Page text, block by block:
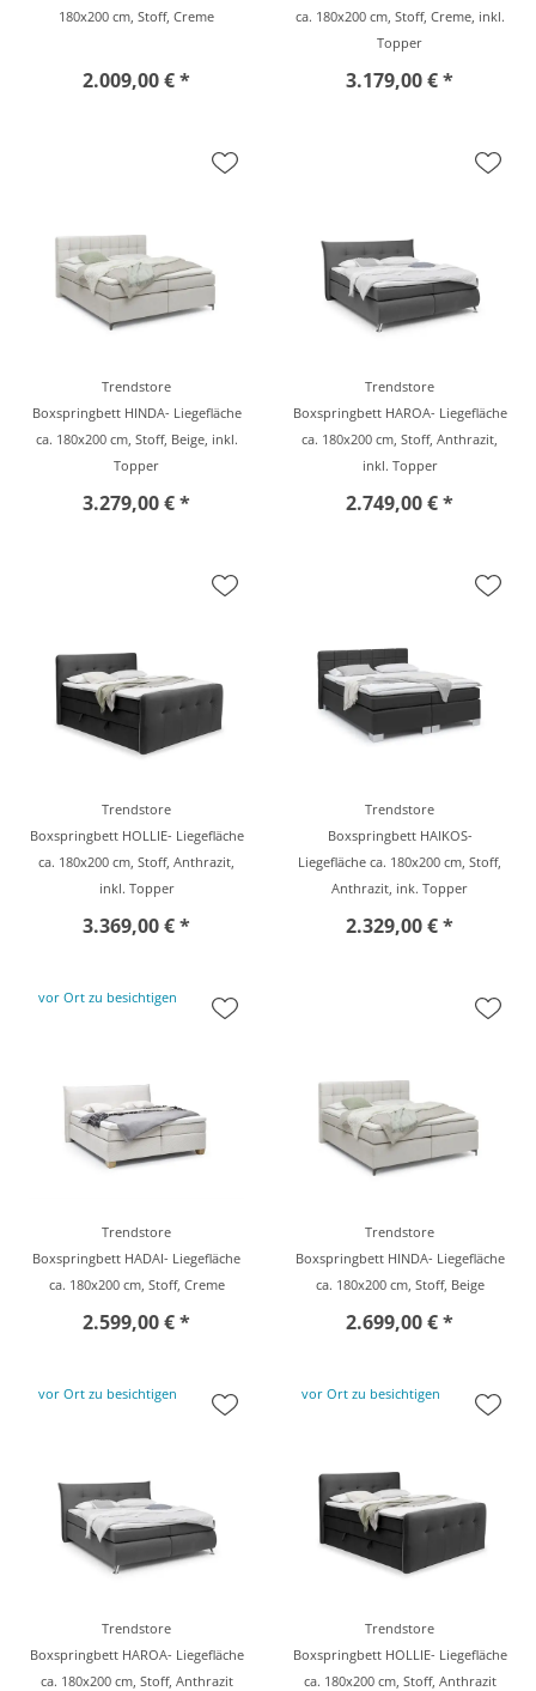
180x200 cm, Stoff, Creme
2.009,00 € *
ca. 180x200 cm, Stoff, Creme, inkl.
Topper
3.179,00 € *
Trendstore
Boxspringbett HINDA- Liegefläche
ca. 180x200 cm, Stoff, Beige, inkl.
Topper
3.279,00 € *
Trendstore
Boxspringbett HAROA- Liegefläche
ca. 180x200 cm, Stoff, Anthrazit,
inkl. Topper
2.749,00 € *
Trendstore
Boxspringbett HOLLIE- Liegefläche
ca. 180x200 cm, Stoff, Anthrazit,
inkl. Topper
3.369,00 € *
Trendstore
Boxspringbett HAIKOS-
Liegefläche ca. 180x200 cm, Stoff,
Anthrazit, ink. Topper
2.329,00 € *
vor Ort zu besichtigen
Trendstore
Boxspringbett HADAI- Liegefläche
ca. 180x200 cm, Stoff, Creme
2.599,00 € *
Trendstore
Boxspringbett HINDA- Liegefläche
ca. 180x200 cm, Stoff, Beige
2.699,00 € *
vor Ort zu besichtigen
Trendstore
Boxspringbett HAROA- Liegefläche
ca. 180x200 cm, Stoff, Anthrazit
vor Ort zu besichtigen
Trendstore
Boxspringbett HOLLIE- Liegefläche
ca. 180x200 cm, Stoff, Anthrazit